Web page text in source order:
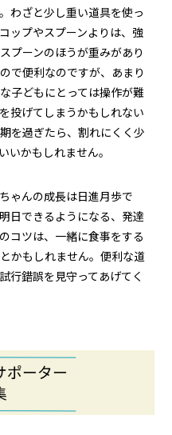
わざと少し重い道具を使っ
ップやスプーンよりは、強
プーンのほうが重みがあり
で便利なのですが、あまり
子どもにとっては操作が難
投げてしまうかもしれない
を過ぎたら、割れにくく少
いかもしれません。
ゃんの成長は日進月歩で
日できるようになる、発達
コツは、一緒に食事をする
かもしれません。便利な道
行錯誤を見守ってあげてく